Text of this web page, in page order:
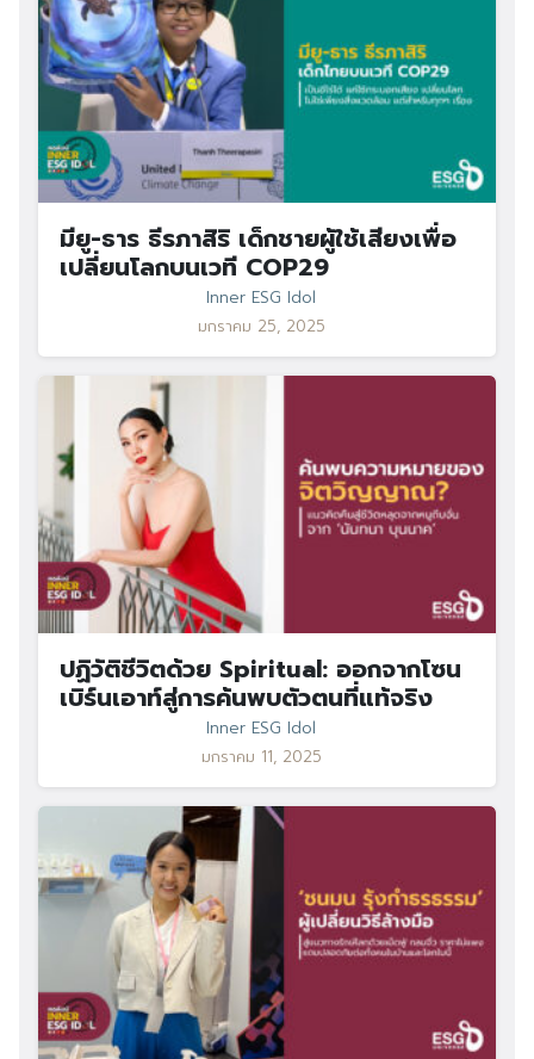
มียู-ธาร ธีรภาสิริ เด็กชายผู้ใช้เสียงเพื่อ
เปลี่ยนโลกบนเวที COP29
Inner ESG Idol
มกราคม 25, 2025
ปฏิวัติชีวิตด้วย Spiritual: ออกจากโซน
เบิร์นเอาท์สู่การค้นพบตัวตนที่แท้จริง
Inner ESG Idol
มกราคม 11, 2025